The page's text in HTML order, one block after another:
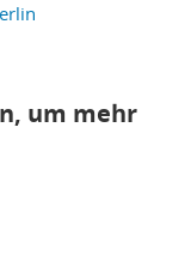
um mehr